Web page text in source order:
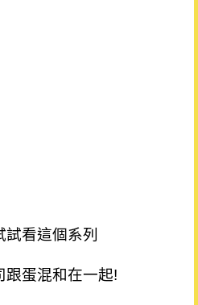
看這個系列
跟蛋混和在一起!